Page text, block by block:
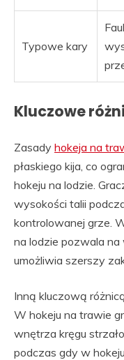
Typowe kary
Kluczowe
Zasady hokeja na
płaskiego kija, co
hokeju na lodzie.
wysokości talii
kontrolowanej grze.
na lodzie pozwala na
umożliwia szerszy
Inną kluczową
W hokeju na trawie
wnętrza kręgu
podczas gdy w